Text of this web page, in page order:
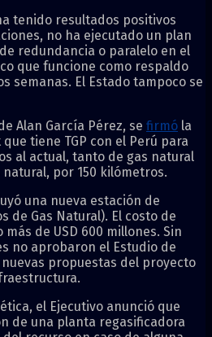
tenido resultados positivos
no ha ejecutado un plan
redundancia o paralelo en el
que funcione como respaldo
semanas. El Estado tampoco se
Alan García Pérez, se firmó la
tiene TGP con el Perú para
al actual, tanto de gas natural
por 150 kilómetros.
una nueva estación de
de Gas Natural). El costo de
de USD 600 millones. Sin
no aprobaron el Estudio de
propuestas del proyecto
el Ejecutivo anunció que
de una planta regasificadora